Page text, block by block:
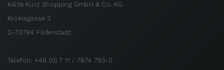
Kälte Kurz Shopping GmbH & Co. KG
Krokisgasse 3
D-70794 Filderstadt
Telefon: +49 (0) 7 11 / 7874 793-0